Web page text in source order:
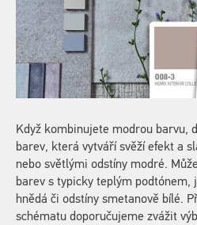
Když kombinujete modrou barvu,
barev, která vytváří svěží efekt a
nebo světlými odstíny modré.
barev s typicky teplým podtónem,
hnědá či odstíny smetanově bílé.
schématu doporučujeme zvážit